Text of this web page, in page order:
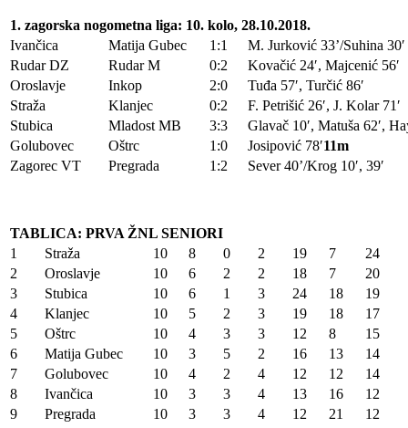
1. zagorska nogometna liga: 10. kolo, 28.10.2018.
Ivančica
Matija Gubec 1:1
M. Jurković 33’/Suhina 30′
Rudar DZ
Rudar M 0:2
Kovačić 24′, Majcenić 56′
Oroslavje
Inkop 2:0
Tuđa 57′, Turčić 86′
Straža
Klanjec 0:2
F. Petrišić 26′, J. Kolar 71′
Stubica
Mladost MB 3:3
Glavač 10′, Matuša 62′,
Golubovec
Oštrc 1:0 Josipović 78′11m
Zagorec VT
Pregrada 1:2 Sever 40’/Krog 10′, 39′
TABLICA: PRVA ŽNL SENIORI
1
Straža 10 8 0 2 19 7
24
2
Oroslavje 10 6 2 2 18 7
20
3
Stubica 10 6 1 3 24 18
19
4
Klanjec 10 5 2 3 19 18
17
5
Oštrc 10 4 3 3 12 8
15
6
Matija Gubec 10 3 5 2 16 13
14
7
Golubovec 10 4 2 4 12 12
14
8
Ivančica 10 3 3 4 13 16
12
9
Pregrada 10 3 3 4 12 21
12